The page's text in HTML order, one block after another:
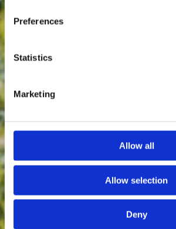
Preferences
Statistics
Marketing
Allow all
Allow selection
Deny